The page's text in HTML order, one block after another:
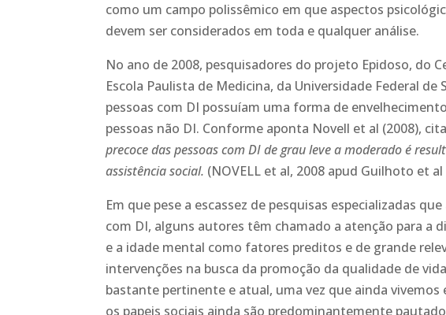
como um campo polissêmico em que aspectos
devem ser considerados em toda e qualquer análise.
No ano de 2008, pesquisadores do projeto Epidoso, do
Escola Paulista de Medicina, da Universidade Federal de
pessoas com DI possuíam uma forma de
pessoas não DI. Conforme aponta Novell et al (2008),
precoce das pessoas com DI de grau leve a moderado é
assistência social. (NOVELL et al, 2008 apud Guilhoto et al
Em que pese a escassez de pesquisas especializadas
com DI, alguns autores têm chamado a atenção para a
e a idade mental como fatores preditos e de grande
intervenções na busca da promoção da qualidade de
bastante pertinente e atual, uma vez que ainda
os papeis sociais ainda são predominantemente